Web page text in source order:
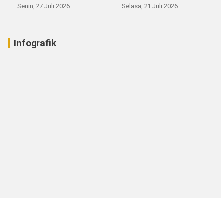
Senin, 27 Juli 2026 Selasa, 21 Juli 2026
Infografik